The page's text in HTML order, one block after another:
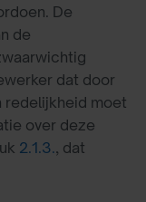
De
de
dat door
redelijkheid moet
over deze
2.1.3., dat